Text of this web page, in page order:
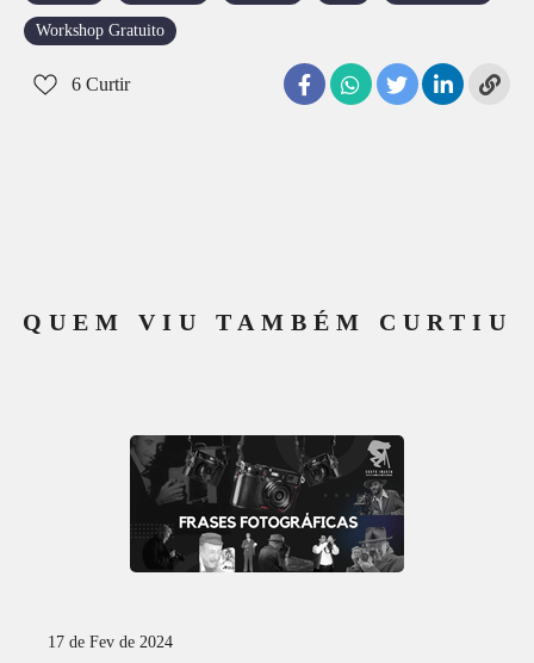
Workshop Gratuito
6 Curtir
QUEM VIU TAMBÉM CURTIU
17 de Fev de 2024